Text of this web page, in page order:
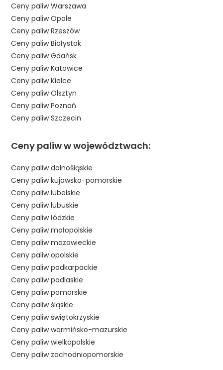
Ceny paliw Warszawa
Ceny paliw Opole
Ceny paliw Rzeszów
Ceny paliw Białystok
Ceny paliw Gdańsk
Ceny paliw Katowice
Ceny paliw Kielce
Ceny paliw Olsztyn
Ceny paliw Poznań
Ceny paliw Szczecin
Ceny paliw w województwach:
Ceny paliw dolnośląskie
Ceny paliw kujawsko-pomorskie
Ceny paliw lubelskie
Ceny paliw lubuskie
Ceny paliw łódzkie
Ceny paliw małopolskie
Ceny paliw mazowieckie
Ceny paliw opolskie
Ceny paliw podkarpackie
Ceny paliw podlaskie
Ceny paliw pomorskie
Ceny paliw śląskie
Ceny paliw świętokrzyskie
Ceny paliw warmińsko-mazurskie
Ceny paliw wielkopolskie
Ceny paliw zachodniopomorskie